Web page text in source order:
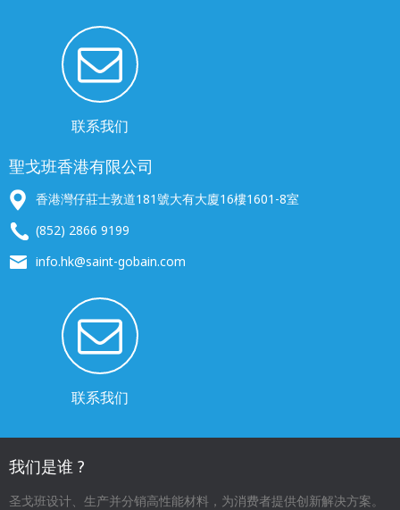
联系我们
聖戈班香港有限公司
香港灣仔莊士敦道181號大有大廈16樓1601-8室
(852) 2866 9199
info.hk@saint-gobain.com
联系我们
我们是谁 ?
圣戈班设计、生产并分销高性能材料，为消费者提供创新解决方案。